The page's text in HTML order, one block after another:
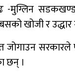
मुग्लिन
खोजी र उद्धार
जोगाउन सरकारले
छन् ।